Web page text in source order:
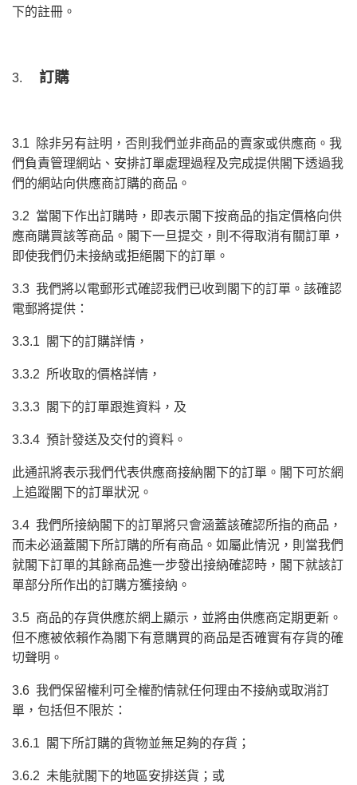
下的註冊。
3. 訂購
3.1 除非另有註明，否則我們並非商品的賣家或供應商。我
們負責管理網站、安排訂單處理過程及完成提供閣下透過我
們的網站向供應商訂購的商品。
3.2 當閣下作出訂購時，即表示閣下按商品的指定價格向供
應商購買該等商品。閣下一旦提交，則不得取消有關訂單，
即使我們仍未接納或拒絕閣下的訂單。
3.3 我們將以電郵形式確認我們已收到閣下的訂單。該確認
電郵將提供：
3.3.1 閣下的訂購詳情，
3.3.2 所收取的價格詳情，
3.3.3 閣下的訂單跟進資料，及
3.3.4 預計發送及交付的資料。
此通訊將表示我們代表供應商接納閣下的訂單。閣下可於網
上追蹤閣下的訂單狀況。
3.4 我們所接納閣下的訂單將只會涵蓋該確認所指的商品，
而未必涵蓋閣下所訂購的所有商品。如屬此情況，則當我們
就閣下訂單的其餘商品進一步發出接納確認時，閣下就該訂
單部分所作出的訂購方獲接納。
3.5 商品的存貨供應於網上顯示，並將由供應商定期更新。
但不應被依賴作為閣下有意購買的商品是否確實有存貨的確
切聲明。
3.6 我們保留權利可全權酌情就任何理由不接納或取消訂
單，包括但不限於：
3.6.1 閣下所訂購的貨物並無足夠的存貨；
3.6.2 未能就閣下的地區安排送貨；或